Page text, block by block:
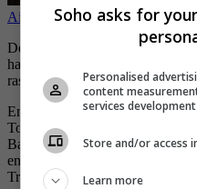
Aida Cortés subió un sugestivo
Dentro del mundo de la
han demostrado que los
rasgos muy comunes en su vida
Entre la parejas más inseguras
Tom Cruise y Katie Holmes,
Banderas y Melanie Griffith,
en público y privado. Algunos
Tribunales como es el caso de
Soho asks for
Personalised
content
services development
Store and/or access
Learn more